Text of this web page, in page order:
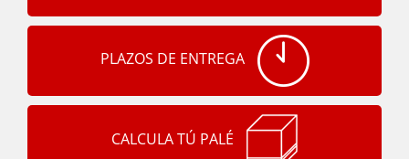
PLAZOS DE ENTREGA
CALCULA TÚ PALÉ